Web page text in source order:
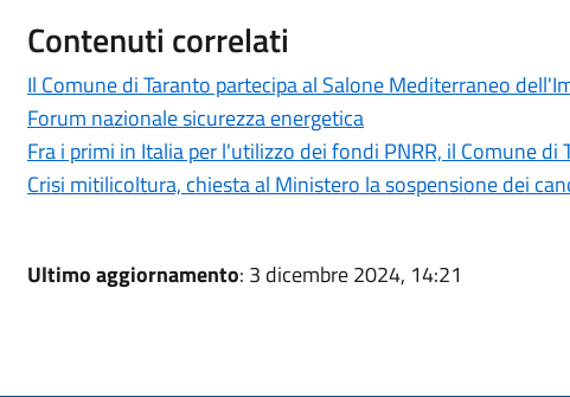
Contenuti correlati
Il Comune di Taranto partecipa al Salone Mediterraneo
Forum nazionale sicurezza energetica
Fra i primi in Italia per l'utilizzo dei fondi PNRR, il Comune di
Crisi mitilicoltura, chiesta al Ministero la sospensione dei
Ultimo aggiornamento: 3 dicembre 2024, 14:21